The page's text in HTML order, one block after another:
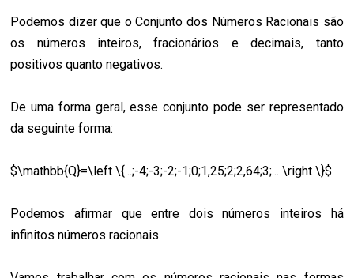
Podemos dizer que o Conjunto dos Números Racionais são
os números inteiros, fracionários e decimais, tanto
positivos quanto negativos.
De uma forma geral, esse conjunto pode ser representado
da seguinte forma:
$\mathbb{Q}=\left \{...;-4;-3;-2;-1;0;1,25;2;2,64;3;... \right \}$
Podemos afirmar que entre dois números inteiros há
infinitos números racionais.